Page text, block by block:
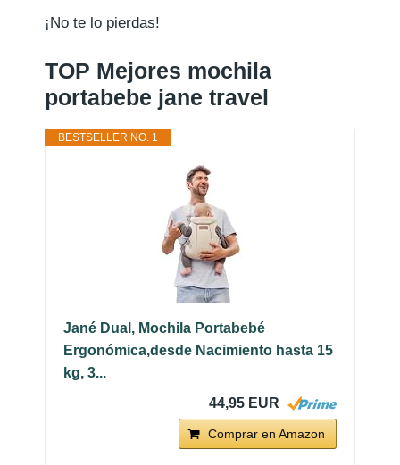
¡No te lo pierdas!
TOP Mejores mochila
portabebe jane travel
BESTSELLER NO. 1
Jané Dual, Mochila Portabebé
Ergonómica,desde Nacimiento hasta 15
kg, 3...
44,95 EUR
Comprar en Amazon